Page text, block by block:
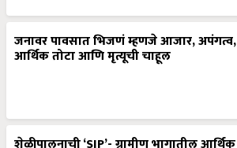
जनावर पावसात भिजणं म्हणजे आजार, अपंगत्व,
आर्थिक तोटा आणि मृत्यूची चाहूल